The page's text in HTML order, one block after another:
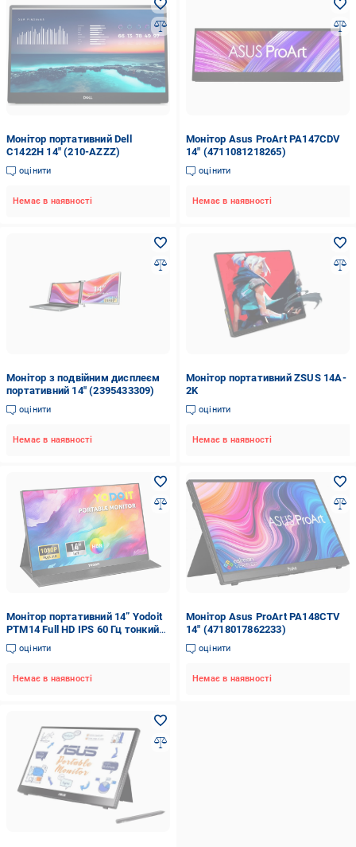
Монітор портативний Dell
C1422H 14" (210-AZZZ)
оцінити
Немає в наявності
Монітор Asus ProArt PA147CDV
14" (4711081218265)
оцінити
Немає в наявності
Монітор з подвійним дисплеєм
портативний 14" (2395433309)
оцінити
Немає в наявності
Монітор портативний ZSUS 14A-
2K
оцінити
Немає в наявності
Монітор портативний 14” Yodoit
PTM14 Full HD IPS 60 Гц тонкий
екран
оцінити
Немає в наявності
Монітор Asus ProArt PA148CTV
14" (4718017862233)
оцінити
Немає в наявності